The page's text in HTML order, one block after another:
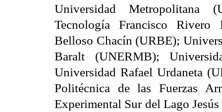
Universidad Metropolitana
Tecnología Francisco Rivero
Belloso Chacín (URBE);
Baralt (UNERMB);
Universidad Rafael Urdaneta
Politécnica de las Fuerzas
Experimental Sur del Lago